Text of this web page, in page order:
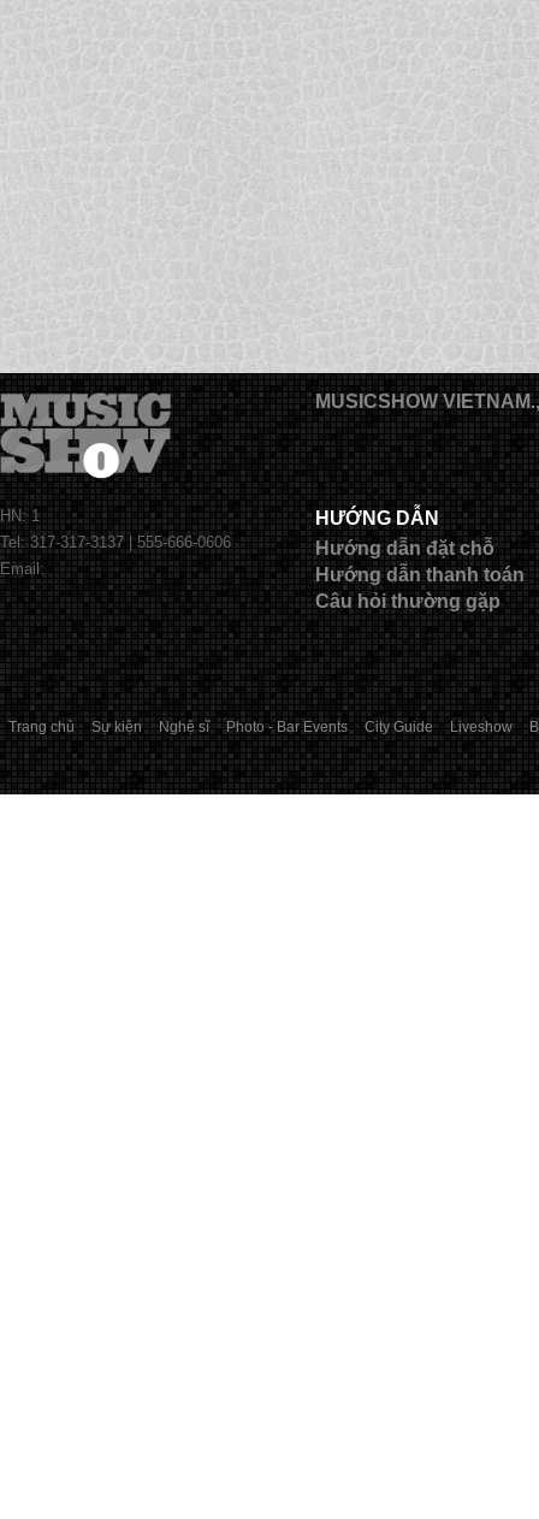
HN: 1
Tel: 317-317-3137 | 555-666-0606
Email:
MUSICSHOW VIETNAM.,
HƯỚNG DẪN
Hướng dẫn đặt chỗ
Hướng dẫn thanh toán
Câu hỏi thường gặp
Trang chủ Sự kiện Nghệ sĩ Photo - Bar Events City Guide Liveshow